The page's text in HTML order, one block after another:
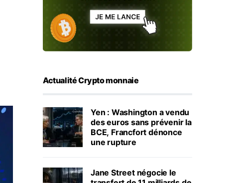
Actualité Crypto monnaie
Yen : Washington a vendu
des euros sans prévenir la
BCE, Francfort dénonce
une rupture
Jane Street négocie le